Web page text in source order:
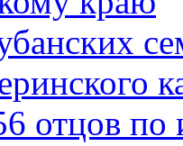
отцов по